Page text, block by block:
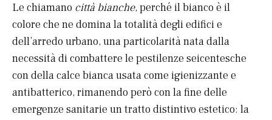
Le chiamano città bianche, perché il bianco è il
colore che ne domina la totalità degli edifici e
dell’arredo urbano, una particolarità nata dalla
necessità di combattere le pestilenze seicentesche
con della calce bianca usata come igienizzante e
antibatterico, rimanendo però con la fine delle
emergenze sanitarie un tratto distintivo estetico: la